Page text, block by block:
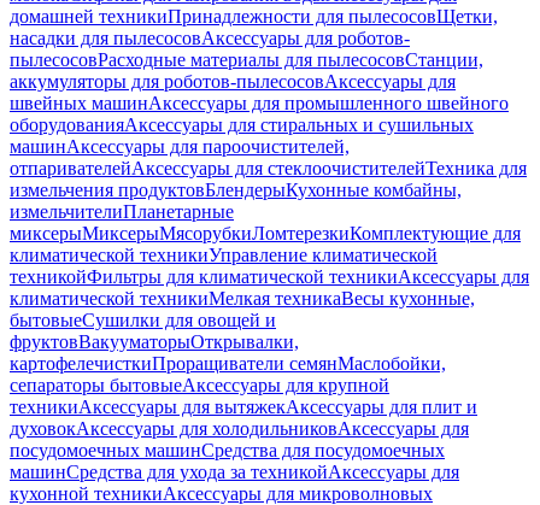
домашней техникиПринадлежности для пылесосовЩетки,
насадки для пылесосовАксессуары для роботов-
пылесосовРасходные материалы для пылесосовСтанции,
аккумуляторы для роботов-пылесосовАксессуары для
швейных машинАксессуары для промышленного швейного
оборудованияАксессуары для стиральных и сушильных
машинАксессуары для пароочистителей,
отпаривателейАксессуары для стеклоочистителейТехника для
измельчения продуктовБлендерыКухонные комбайны,
измельчителиПланетарные
миксерыМиксерыМясорубкиЛомтерезкиКомплектующие для
климатической техникиУправление климатической
техникойФильтры для климатической техникиАксессуары для
климатической техникиМелкая техникаВесы кухонные,
бытовыеСушилки для овощей и
фруктовВакууматорыОткрывалки,
картофелечисткиПроращиватели семянМаслобойки,
сепараторы бытовыеАксессуары для крупной
техникиАксессуары для вытяжекАксессуары для плит и
духовокАксессуары для холодильниковАксессуары для
посудомоечных машинСредства для посудомоечных
машинСредства для ухода за техникойАксессуары для
кухонной техникиАксессуары для микроволновых